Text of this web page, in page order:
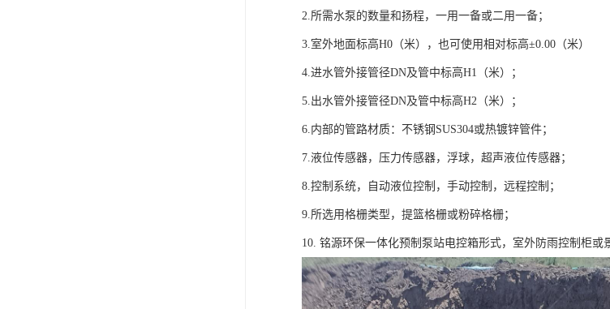
2.所需水泵的数量和扬程，一用一备或二用一备；
3.室外地面标高H0（米），也可使用相对标高±0.00（米）
4.进水管外接管径DN及管中标高H1（米）；
5.出水管外接管径DN及管中标高H2（米）；
6.内部的管路材质：不锈钢SUS304或热镀锌管件；
7.液位传感器，压力传感器，浮球，超声液位传感器；
8.控制系统，自动液位控制，手动控制，远程控制；
9.所选用格栅类型，提篮格栅或粉碎格栅；
10. 铭源环保一体化预制泵站电控箱形式，室外防雨控制柜或